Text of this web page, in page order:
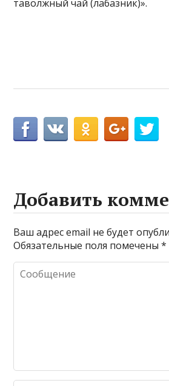
таволжный чай (лабазник)».
Добавить
Ваш адрес email не будет
Обязательные поля помечены*